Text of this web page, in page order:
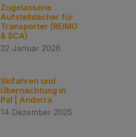
Zugelassene
Aufstelldächer für
Transporter (REIMO
& SCA)
22 Januar 2026
Skifahren und
Übernachtung in
Pal | Andorra
14 Dezember 2025